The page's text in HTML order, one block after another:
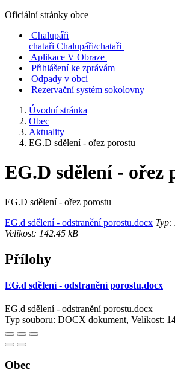
Oficiální stránky obce
Chalupáři
chataři Chalupáři/chataři
Aplikace V Obraze
Přihlášení ke zprávám
Odpady v obci
Rezervační systém sokolovny
Úvodní stránka
Obec
Aktuality
EG.D sdělení - ořez porostu
EG.D sdělení - ořez
EG.D sdělení - ořez porostu
EG.d sdělení - odstranění porostu.docx Typ:
Velikost: 142.45 kB
Přílohy
EG.d sdělení - odstranění porostu.docx
EG.d sdělení - odstranění porostu.docx
Typ souboru: DOCX dokument, Velikost:
Obec